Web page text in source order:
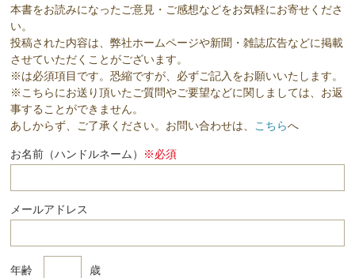
本書をお読みになったご意見・ご感想などをお気軽にお寄せくださ
い。
投稿された内容は、弊社ホームページや新聞・雑誌広告などに掲載
させていただくことがございます。
※は必須項目です。恐縮ですが、必ずご記入をお願いいたします。
※こちらにお送り頂いたご質問やご要望などに関しましては、お返
事することができません。
あしからず、ご了承ください。お問い合わせは、 こちらへ
お名前（ハンドルネーム） ※必須
メールアドレス
年齢 歳